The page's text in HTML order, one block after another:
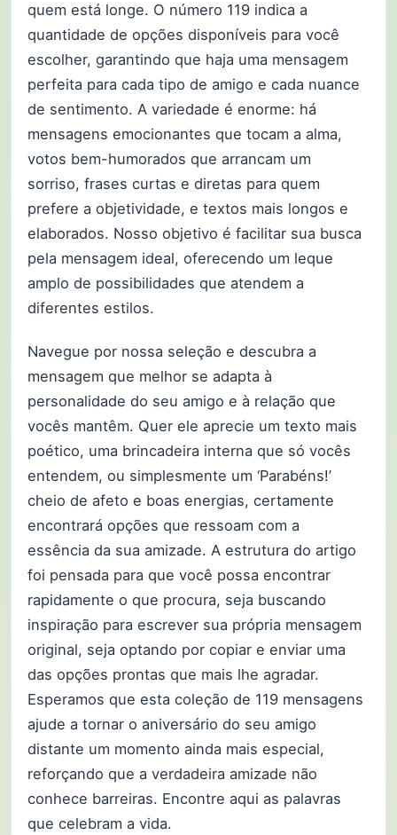
quem está longe. O número 119 indica a
quantidade de opções disponíveis para você
escolher, garantindo que haja uma mensagem
perfeita para cada tipo de amigo e cada nuance
de sentimento. A variedade é enorme: há
mensagens emocionantes que tocam a alma,
votos bem-humorados que arrancam um
sorriso, frases curtas e diretas para quem
prefere a objetividade, e textos mais longos e
elaborados. Nosso objetivo é facilitar sua busca
pela mensagem ideal, oferecendo um leque
amplo de possibilidades que atendem a
diferentes estilos.
Navegue por nossa seleção e descubra a
mensagem que melhor se adapta à
personalidade do seu amigo e à relação que
vocês mantêm. Quer ele aprecie um texto mais
poético, uma brincadeira interna que só vocês
entendem, ou simplesmente um ‘Parabéns!’
cheio de afeto e boas energias, certamente
encontrará opções que ressoam com a
essência da sua amizade. A estrutura do artigo
foi pensada para que você possa encontrar
rapidamente o que procura, seja buscando
inspiração para escrever sua própria mensagem
original, seja optando por copiar e enviar uma
das opções prontas que mais lhe agradar.
Esperamos que esta coleção de 119 mensagens
ajude a tornar o aniversário do seu amigo
distante um momento ainda mais especial,
reforçando que a verdadeira amizade não
conhece barreiras. Encontre aqui as palavras
que celebram a vida.